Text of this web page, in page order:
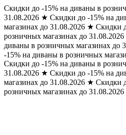
Скидки до -15% на диваны в
31.08.2026 ★ Скидки до -15% на
магазинах до 31.08.2026 ★ Скидки
розничных магазинах до 31.08.2026
диваны в розничных магазинах до
-15% на диваны в розничных
Скидки до -15% на диваны в
31.08.2026 ★ Скидки до -15% на
магазинах до 31.08.2026 ★ Скидки
розничных магазинах до 31.08.2026